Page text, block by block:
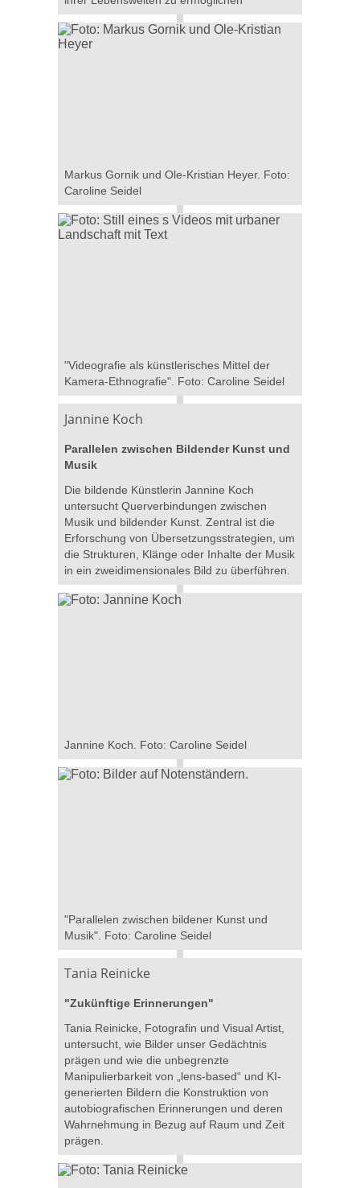
Markus Gornik und Ole-Kristian Heyer. Foto:
Caroline Seidel
"Videografie als künstlerisches Mittel der
Kamera-Ethnografie". Foto: Caroline Seidel
Jannine Koch
Parallelen zwischen Bildender Kunst und
Musik
Die bildende Künstlerin Jannine Koch
untersucht Querverbindungen zwischen
Musik und bildender Kunst. Zentral ist die
Erforschung von Übersetzungsstrategien, um
die Strukturen, Klänge oder Inhalte der Musik
in ein zweidimensionales Bild zu überführen.
Jannine Koch. Foto: Caroline Seidel
"Parallelen zwischen bildener Kunst und
Musik". Foto: Caroline Seidel
Tania Reinicke
"Zukünftige Erinnerungen"
Tania Reinicke, Fotografin und Visual Artist,
untersucht, wie Bilder unser Gedächtnis
prägen und wie die unbegrenzte
Manipulierbarkeit von „lens-based“ und KI-
generierten Bildern die Konstruktion von
autobiografischen Erinnerungen und deren
Wahrnehmung in Bezug auf Raum und Zeit
prägen.